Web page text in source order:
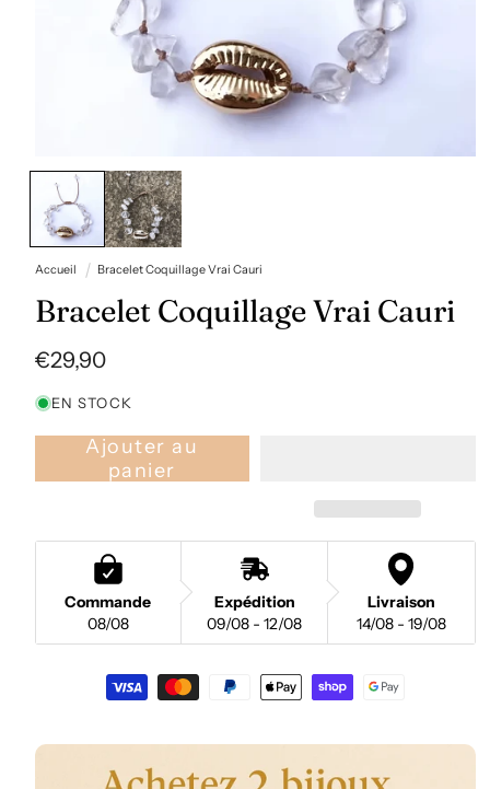
média
dans
une
fenêtre
modale
Accueil Bracelet Coquillage Vrai Cauri
Bracelet Coquillage Vrai Cauri
Prix
€29,90
EN STOCK
Ajouter au
panier
Commande
08/08
Expédition
09/08 - 12/08
Livraison
14/08 - 19/08